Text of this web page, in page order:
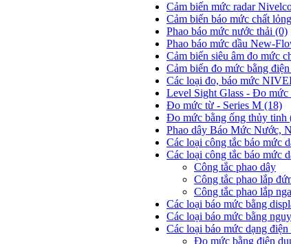
Cảm biến mức radar
Cảm biến báo mức chất lỏng
Phao báo mức nước thải (0)
Phao báo mức dầu New-
Cảm biến siêu âm đo mức
Cảm biến đo mức bằng
Các loại đo, báo mức
Level Sight Glass - Đo
Đo mức từ - Series M (18)
Đo mức bằng ống thủy tinh
Phao dây Báo Mức Nước,
Các loại công tắc báo mức
Các loại công tắc báo mức
Công tắc phao dây
Công tắc phao lắp
Công tắc phao lắp
Các loại báo mức bằng
Các loại báo mức bằng
Các loại báo mức dạng điện
Đo mức bằng điện